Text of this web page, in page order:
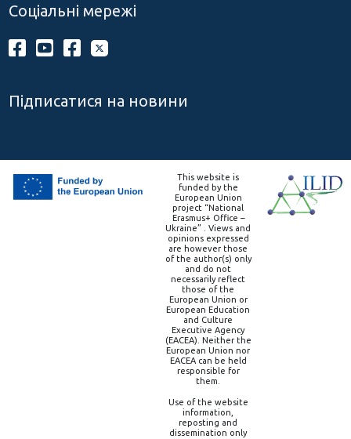
Соціальні мережі
Підписатися на новини
This website is
funded by the
European Union
project “National
Erasmus+ Office –
Ukraine” . Views and
opinions expressed
are however those
of the author(s) only
and do not
necessarily reflect
those of the
European Union or
European Education
and Culture
Executive Agency
(EACEA). Neither the
European Union nor
EACEA can be held
responsible for
them.
Use of the website
information,
reposting and
dissemination only